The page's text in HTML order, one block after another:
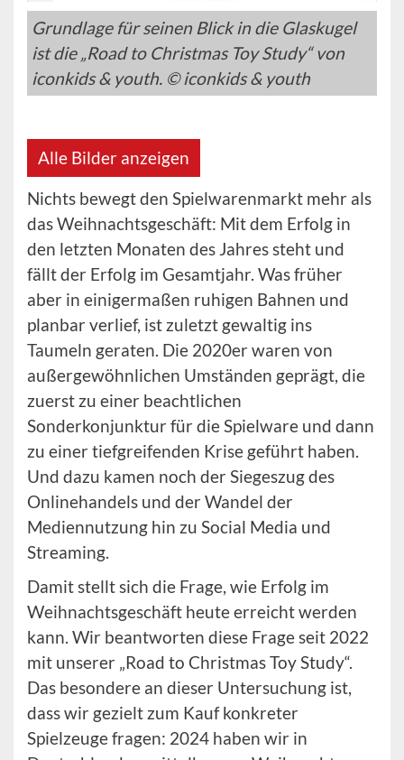
Grundlage für seinen Blick in die Glaskugel
ist die „Road to Christmas Toy Study“ von
iconkids & youth. © iconkids & youth
Alle Bilder anzeigen
Nichts bewegt den Spielwarenmarkt mehr als
das Weihnachtsgeschäft: Mit dem Erfolg in
den letzten Monaten des Jahres steht und
fällt der Erfolg im Gesamtjahr. Was früher
aber in einigermaßen ruhigen Bahnen und
planbar verlief, ist zuletzt gewaltig ins
Taumeln geraten. Die 2020er waren von
außergewöhnlichen Umständen geprägt, die
zuerst zu einer beachtlichen
Sonderkonjunktur für die Spielware und dann
zu einer tiefgreifenden Krise geführt haben.
Und dazu kamen noch der Siegeszug des
Onlinehandels und der Wandel der
Mediennutzung hin zu Social Media und
Streaming.
Damit stellt sich die Frage, wie Erfolg im
Weihnachtsgeschäft heute erreicht werden
kann. Wir beantworten diese Frage seit 2022
mit unserer „Road to Christmas Toy Study“.
Das besondere an dieser Untersuchung ist,
dass wir gezielt zum Kauf konkreter
Spielzeuge fragen: 2024 haben wir in